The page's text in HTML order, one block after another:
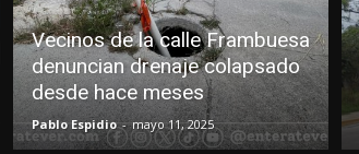
Vecinos de la calle Frambuesa
denuncian drenaje colapsado
desde hace meses
Pablo Espidio - mayo 11, 2025